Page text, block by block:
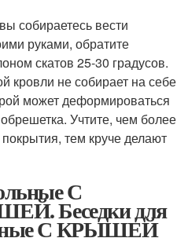
собираетесь вести
руками, обратите
скатов 25-30 градусов.
кровли не собирает на себе
может деформироваться
Учтите, чем более
тем круче делают
С
Беседки для
С КРЫШЕЙ